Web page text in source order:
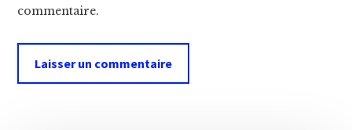
commentaire.